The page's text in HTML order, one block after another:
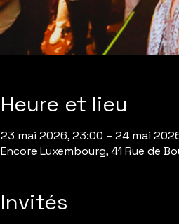
Heure et lieu
23 mai 2026, 23:00 – 24 mai
Encore Luxembourg, 41 Rue de
Invités